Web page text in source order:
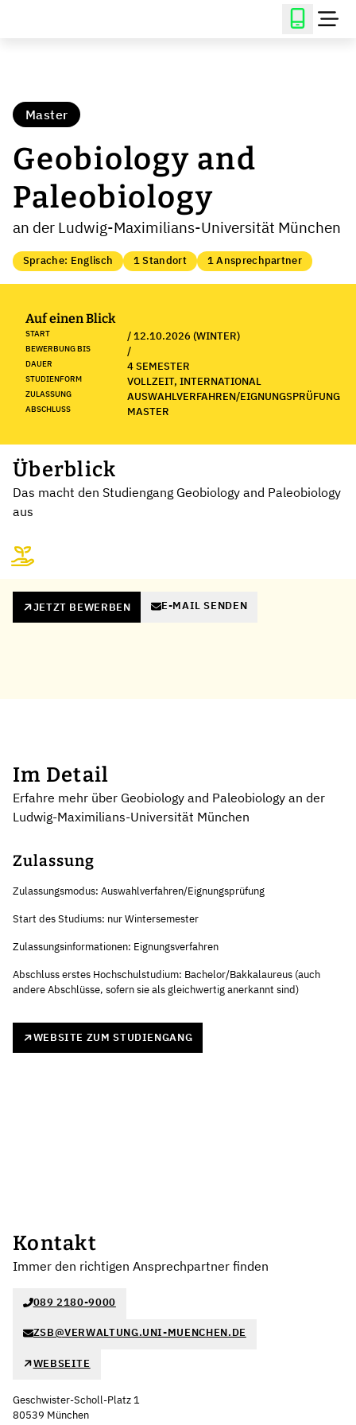
Master
Geobiology and
Paleobiology
an der Ludwig-Maximilians-Universität München
Sprache: Englisch 1 Standort 1 Ansprechpartner
Auf einen Blick
START / 12.10.2026 (WINTER)
BEWERBUNG BIS /
DAUER 4 SEMESTER
STUDIENFORM VOLLZEIT, INTERNATIONAL
ZULASSUNG AUSWAHLVERFAHREN/EIGNUNGSPRÜFUNG
ABSCHLUSS MASTER
Überblick
Das macht den Studiengang Geobiology and Paleobiology
aus
JETZT BEWERBEN E-MAIL SENDEN
Im Detail
Erfahre mehr über Geobiology and Paleobiology an der
Ludwig-Maximilians-Universität München
Zulassung
Zulassungsmodus: Auswahlverfahren/Eignungsprüfung
Start des Studiums: nur Wintersemester
Zulassungsinformationen: Eignungsverfahren
Abschluss erstes Hochschulstudium: Bachelor/Bakkalaureus (auch
andere Abschlüsse, sofern sie als gleichwertig anerkannt sind)
WEBSITE ZUM STUDIENGANG
Kontakt
Immer den richtigen Ansprechpartner finden
089 2180-9000
ZSB@VERWALTUNG.UNI-MUENCHEN.DE
WEBSEITE
Geschwister-Scholl-Platz 1
80539 München